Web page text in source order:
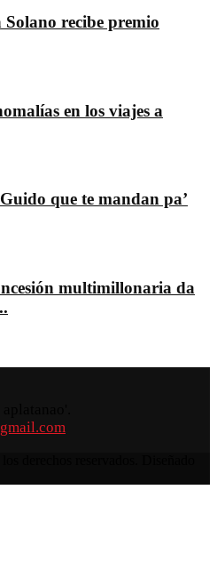
recibe premio
en los viajes a
que te mandan pa’
multimillonaria da